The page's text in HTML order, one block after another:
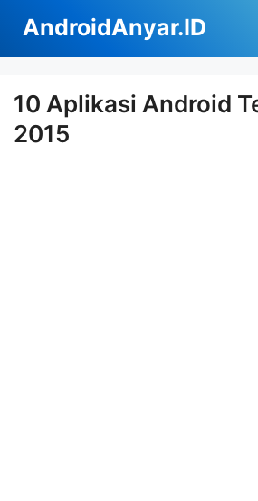
isi
AndroidAnyar.ID
10 Aplikasi Android
2015